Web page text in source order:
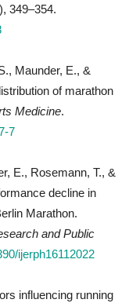
349–354.
Maunder, E., &
of marathon
Medicine.
7
E., Rosemann, T., &
decline in
Marathon.
and Public
ijerph16112022
influencing running